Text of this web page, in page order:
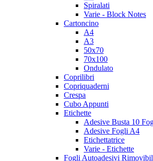
Spiralati
Varie - Block Notes
Cartoncino
A4
A3
50x70
70x100
Ondulato
Coprilibri
Copriquaderni
Crespa
Cubo Appunti
Etichette
Adesive Busta 10
Adesive Fogli A4
Etichettatrice
Varie - Etichette
Fogli Autoadesivi